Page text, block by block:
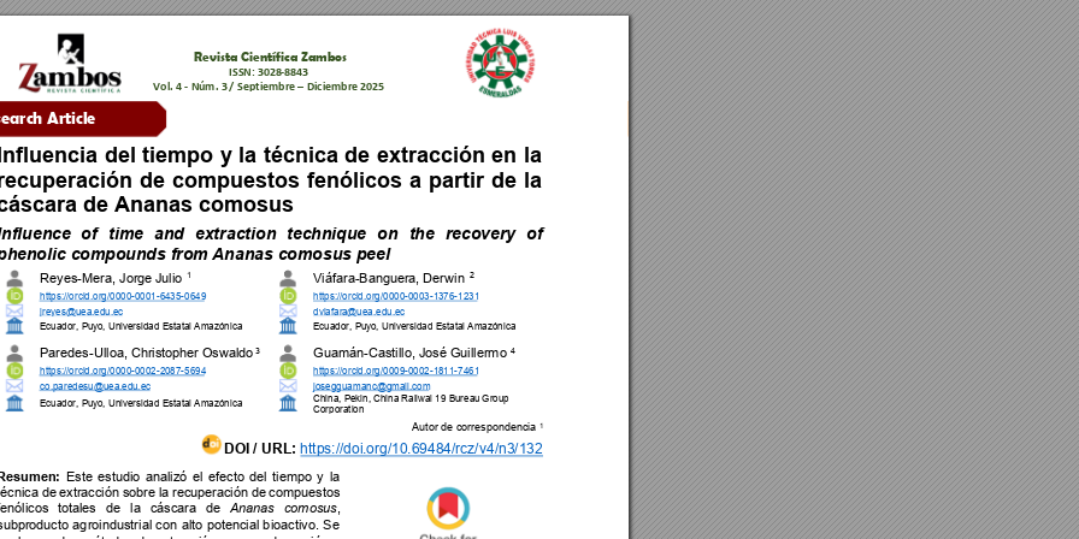
Revista Científica Zambos
ISSN: 3028-8843
Vol. 4 - Núm. 3 / Septiembre – Diciembre 2025
del tiempo y la técnica de extracción en la
de compuestos fenólicos a partir de la
de Ananas comosus
of time and extraction technique on the recovery
of
compounds from Ananas comosus peel
Reyes-Mera, Jorge Julio 1 Viáfara-Banguera, Derwin 2
https://orcid.org/0000-0001-6435-0649 https://orcid.org/0000-0003-1376-1231
jreyes@uea.edu.ec dviafara@uea.edu.ec
Ecuador, Puyo, Universidad Estatal Amazónica Ecuador, Puyo, Universidad Estatal Amazónica
Paredes-Ulloa, Christopher Oswaldo 3 Guamán-Castillo, José Guillermo 4
https://orcid.org/0000-0002-2087-5694 https://orcid.org/0009-0002-1811-7461
co.paredesu@uea.edu .ec
josegguamanc@gmail.com
Ecuador, Puyo, Universidad Estatal Amazónica
China, Pekin, China Railwal 19 Bureau Group
Corporation
Autor de correspondencia 1
DOI / URL: https://doi.org/10.69484/rcz/v4/n3/132
Este estudio analizó el efecto del tiempo y la
de extracción sobre la recuperación de compuestos
totales de la cáscara de Ananas comosus,
agroindustrial con alto potencial bioactivo. Se
Article